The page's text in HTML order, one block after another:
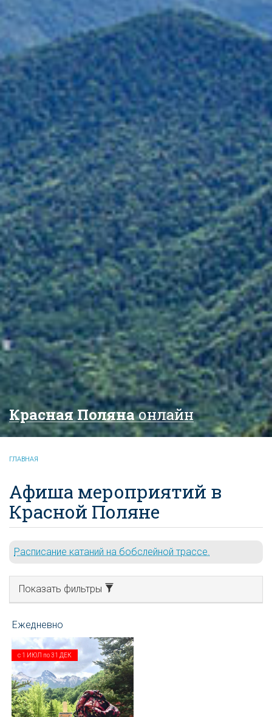
Красная Полянаонлайн
ГЛАВНАЯ
Афиша мероприятий в
Красной Поляне
Расписание катаний на бобслейной трассе.
Показать фильтры
с 1 ИЮЛ по31 ДЕК